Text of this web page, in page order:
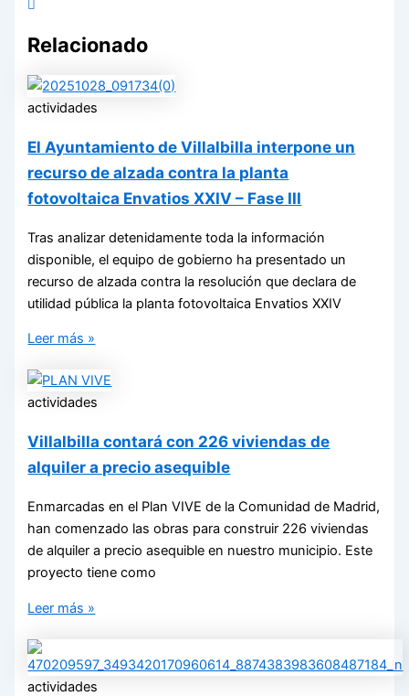
Relacionado
actividades
El Ayuntamiento de Villalbilla interpone un
recurso de alzada contra la planta
fotovoltaica Envatios XXIV – Fase III
Tras analizar detenidamente toda la información
disponible, el equipo de gobierno ha presentado un
recurso de alzada contra la resolución que declara de
utilidad pública la planta fotovoltaica Envatios XXIV
Leer más »
actividades
Villalbilla contará con 226 viviendas de
alquiler a precio asequible
Enmarcadas en el Plan VIVE de la Comunidad de Madrid,
han comenzado las obras para construir 226 viviendas
de alquiler a precio asequible en nuestro municipio. Este
proyecto tiene como
Leer más »
actividades